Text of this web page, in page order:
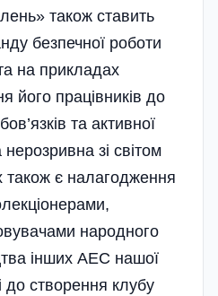
також ставить
безпечної роботи
на прикладах
його працівників до
та активної
нерозривна зі світом
також є налагодження
народного
інших АЕС нашої
створення клубу